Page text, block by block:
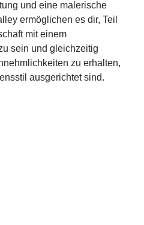
und eine malerische
ermöglichen es dir, Teil
mit einem
sein und gleichzeitig
zu erhalten,
ausgerichtet sind.